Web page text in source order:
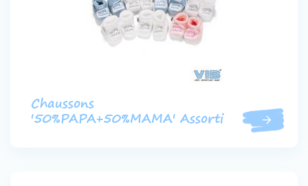
Chaussons
'50%PAPA+50%MAMA' Assorti